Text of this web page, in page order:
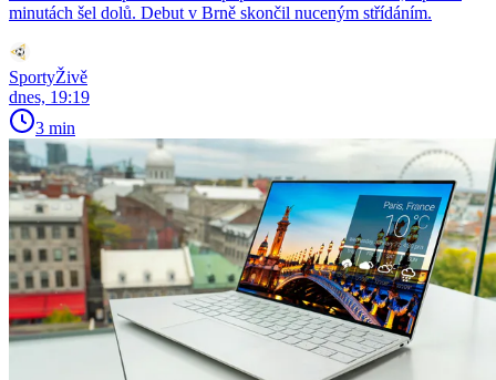
minutách šel dolů. Debut v Brně skončil nuceným střídáním.
SportyŽivě
dnes, 19:19
3 min